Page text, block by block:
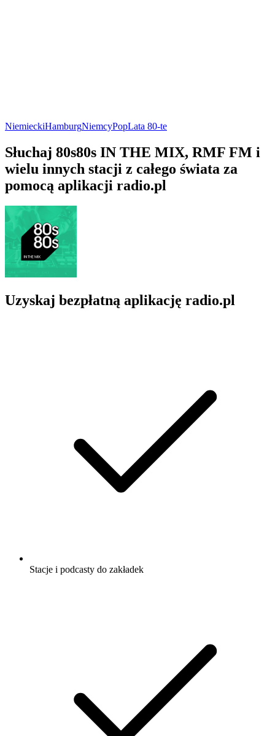
NiemieckiHamburgNiemcyPopLata 80-te
Słuchaj 80s80s IN THE MIX, RMF FM i
wielu innych stacji z całego świata za
pomocą aplikacji radio.pl
Uzyskaj bezpłatną aplikację radio.pl
Stacje i podcasty do zakładek